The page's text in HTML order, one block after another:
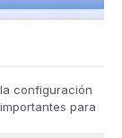
configuración
para